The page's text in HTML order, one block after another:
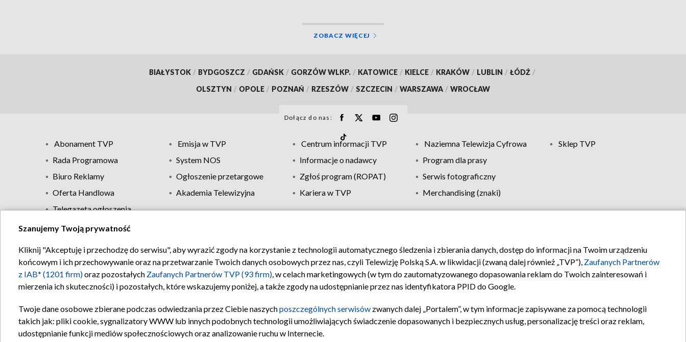
ZOBACZ WIĘCEJ
BIAŁYSTOK / BYDGOSZCZ / GDAŃSK / GORZÓW WLKP. / KATOWICE / KIELCE / KRAKÓW / LUBLIN / ŁÓDŹ /
OLSZTYN / OPOLE / POZNAŃ / RZESZÓW / SZCZECIN / WARSZAWA / WROCŁAW
Dołącz do nas:
Abonament TVP Emisja w TVP Centrum informacji TVP Naziemna Telewizja Cyfrowa
Sklep TVP
Rada Programowa
System NOS Informacje o nadawcy
Program dla prasy
Biuro Reklamy
Ogłoszenie przetargowe Zgłoś program (ROPAT)
Serwis fotograficzny
Oferta Handlowa
Akademia Telewizyjna Kariera w TVP
Merchandising (znaki)
Telegazeta ogłoszenia
Regulamin TVP Polityka prywatności Moje zgody Pomoc Biuro reklamy Kontakt
Szanujemy Twoją prywatność
Kliknij "Akceptuję i przechodzę do serwisu", aby wyrazić zgody na korzystanie z technologii automatycznego śledzenia i zbierania danych, dostęp do informacji na Twoim urządzeniu
końcowym i ich przechowywanie oraz na przetwarzanie Twoich danych osobowych przez nas, czyli Telewizję Polską S.A. w likwidacji (zwaną dalej również „TVP”), Zaufanych Partnerów
z IAB* (1201 firm)oraz pozostałych Zaufanych Partnerów TVP (93 firm), w celach marketingowych (w tym do zautomatyzowanego dopasowania reklam do Twoich zainteresowań i
mierzenia ich skuteczności) i pozostałych, które wskazujemy poniżej, a także zgody na udostępnianie przez nas identyfikatora PPID do Google.
Twoje dane osobowe zbierane podczas odwiedzania przez Ciebie naszychposzczególnych serwisów zwanych dalej „Portalem”, w tym informacje zapisywane za pomocą technologii
takich jak: pliki cookie, sygnalizatory WWW lub innych podobnych technologii umożliwiających świadczenie dopasowanych i bezpiecznych usług, personalizację treści oraz reklam,
udostępnianie funkcji mediów społecznościowych oraz analizowanie ruchu w Internecie.